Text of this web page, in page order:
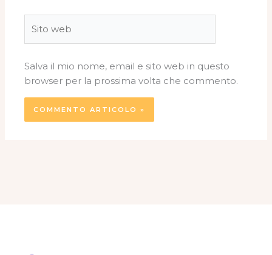
web
Salva il mio nome, email e sito web in questo
browser per la prossima volta che commento.